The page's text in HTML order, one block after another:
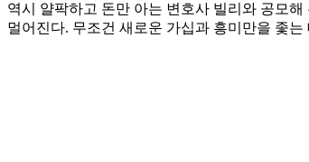
역시 얄팍하고 돈만 아는 변호사 빌리와 공모
멀어진다. 무조건 새로운 가십과 흥미만을 좇